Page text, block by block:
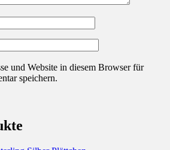
und Website in diesem Browser für
speichern.